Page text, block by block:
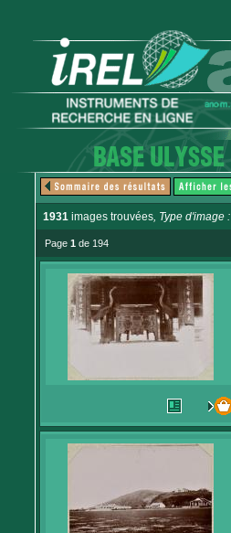
1931 images trouvées, Type d'image :
Page 1 de 194